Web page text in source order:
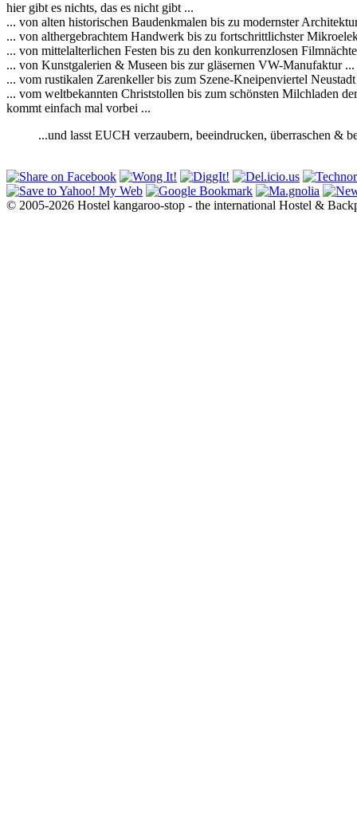
hier gibt es nichts, das es nicht gibt ...
... von alten historischen Baudenkmalen bis zu modernster
... von althergebrachtem Handwerk bis zu fortschrittlichster
... von mittelalterlichen Festen bis zu den konkurrenzlosen
... von Kunstgalerien & Museen bis zur gläsernen VW-Manufaktur ...
... vom rustikalen Zarenkeller bis zum Szene-Kneipenviertel
... vom weltbekannten Christstollen bis zum schönsten Milchladen
kommt einfach mal vorbei ...
...und lasst EUCH verzaubern, beeindrucken, überraschen &
© 2005-2026 Hostel kangaroo-stop - the international Hostel &